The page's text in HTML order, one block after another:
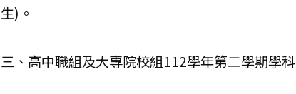
生)。
三、高中職組及大專院校組112學年第二學期學